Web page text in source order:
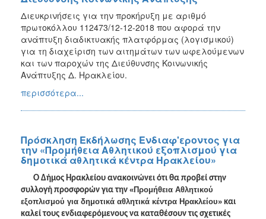
Διευκρινήσεις για την προκήρυξη με αριθμό
πρωτοκόλλου 112473/12-12-2018 που αφορά την
ανάπτυξη διαδικτυακής πλατφόρμας (λογισμικού)
για τη διαχείριση των αιτημάτων των ωφελούμενων
και των παροχών της Διεύθυνσης Κοινωνικής
Ανάπτυξης Δ. Ηρακλείου.
περισσότερα...
Πρόσκληση Εκδήλωσης Ενδιαφ'εροντος για
την «Προμήθεια Αθλητικού εξοπλισμού για
δημοτικά αθλητικά κέντρα Ηρακλείου»
Ο ∆ήµος Ηρακλείου ανακοινώνει ότι θα προβεί στην
συλλογή προσφορών για την «Προμήθεια Αθλητικού
εξοπλισμού για δημοτικά αθλητικά κέντρα Ηρακλείου» και
καλεί τους ενδιαφερόμενους να καταθέσουν τις σχετικές